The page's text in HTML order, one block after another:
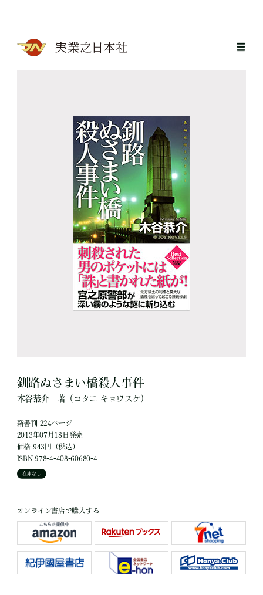
釧路ぬさまい橋殺人事件
木谷恭介 著（コタニ キョウスケ）
新書判 224ページ
2013年07月18日発売
価格 943円（税込）
ISBN 978-4-408-60680-4
在庫なし
オンライン書店で購入する